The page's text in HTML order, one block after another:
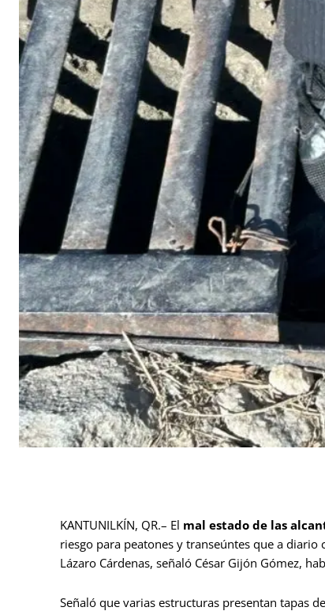
KANTUNILKÍN, QR.– El mal estado de las
riesgo para peatones y transeúntes que a
Lázaro Cárdenas, señaló César Gijón Gómez,
Señaló que varias estructuras presentan tapas